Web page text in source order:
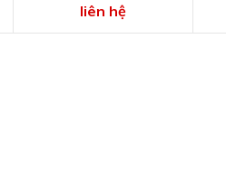
CATALOG TIẾNG NHẬT
liên hệ